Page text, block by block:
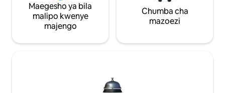
Maegesho ya bila
malipo kwenye
majengo
Chumba cha
mazoezi